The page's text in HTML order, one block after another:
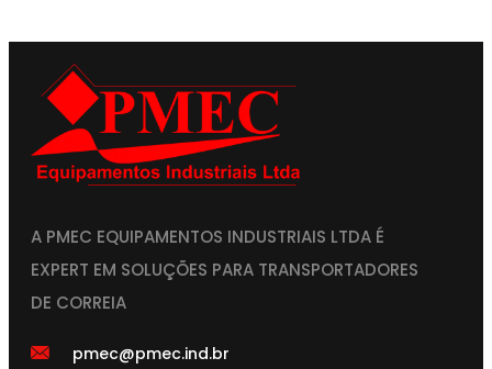
A PMEC EQUIPAMENTOS INDUSTRIAIS LTDA É
EXPERT EM SOLUÇÕES PARA TRANSPORTADORES
DE CORREIA
pmec@pmec.ind.br